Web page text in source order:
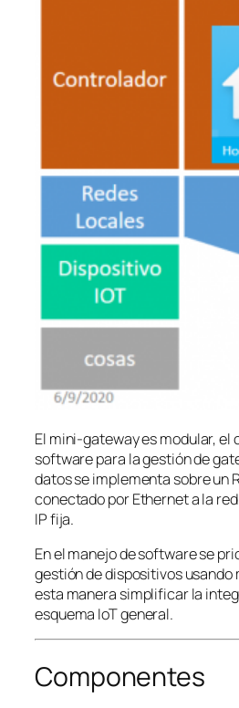
El mini-gateway es modular, el
software para la gestión de
datos se implementa sobre un
conectado por Ethernet a la
IP fija.
En el manejo de software se
gestión de dispositivos usando
esta manera simplificar la
esquema IoT general.
Componentes